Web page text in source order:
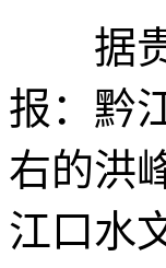
据贵
报：黔
右的洪
江口水